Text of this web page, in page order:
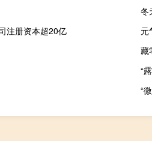
冬
注册资本超20亿
元
藏
“
“